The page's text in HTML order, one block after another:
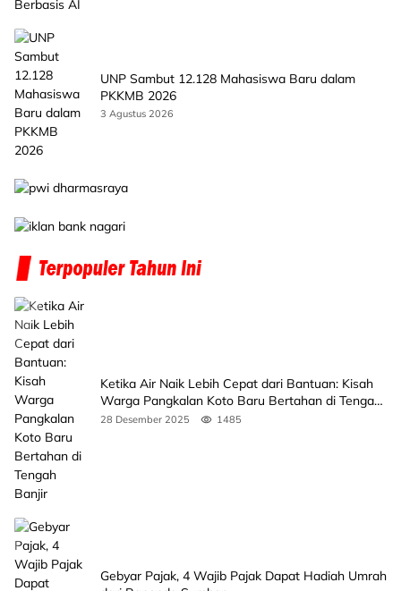
UNP Sambut 12.128 Mahasiswa Baru dalam
PKKMB 2026
3 Agustus 2026
Ketika Air Naik Lebih Cepat dari Bantuan: Kisah
Warga Pangkalan Koto Baru Bertahan di Tengah
Banjir
28 Desember 2025 1485
Gebyar Pajak, 4 Wajib Pajak Dapat Hadiah Umrah